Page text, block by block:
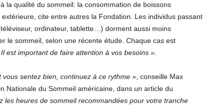
la qualité du sommeil: la consommation de boissons
cite entre autres la Fondation. Les individus passant
ordinateur, tablette…) dorment aussi moins
le sommeil, selon une récente étude. Chaque cas est
Il est important de faire attention à vos besoins ».
sentez bien, continuez à ce rythme », conseille Max
Nationale du Sommeil américaine, dans un article du
les heures de sommeil recommandées pour votre tranche